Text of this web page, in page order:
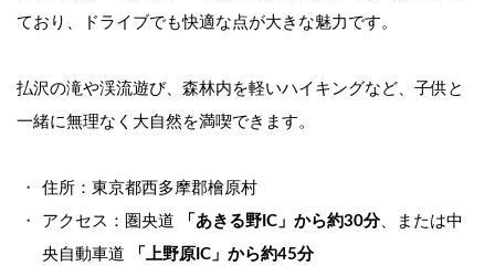
ており、ドライブでも快適な点が大きな魅力です。
払沢の滝や渓流遊び、森林内を軽いハイキングなど、子供と
一緒に無理なく大自然を満喫できます。
住所：東京都西多摩郡檜原村
アクセス：圏央道
「あきる野IC」から約30分、または中
央自動車道
「上野原IC」から約45分